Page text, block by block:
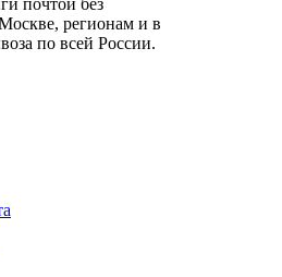
почтой без
регионам и в
по всей России.